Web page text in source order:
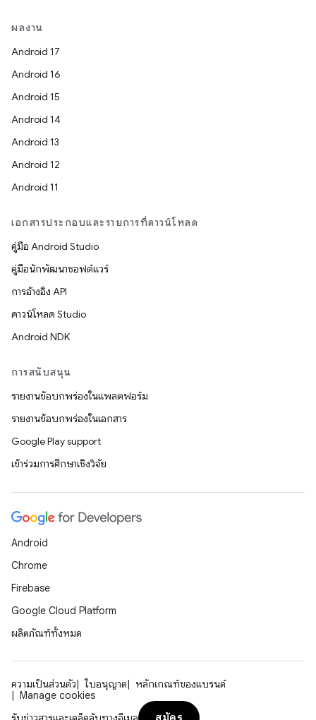
ผลงาน
Android 17
Android 16
Android 15
Android 14
Android 13
Android 12
Android 11
เอกสารประกอบและรายการที่ดาวน์โหลด
คู่มือ Android Studio
คู่มือนักพัฒนาซอฟต์แวร์
การอ้างอิง API
ดาวน์โหลด Studio
Android NDK
การสนับสนุน
รายงานข้อบกพร่องในแพลตฟอร์ม
รายงานข้อบกพร่องในเอกสาร
Google Play support
เข้าร่วมการศึกษาเชิงวิจัย
Android
Chrome
Firebase
Google Cloud Platform
ผลิตภัณฑ์ทั้งหมด
ความเป็นส่วนตัว ใบอนุญาต
หลักเกณฑ์ของแบรนด์
Manage cookies